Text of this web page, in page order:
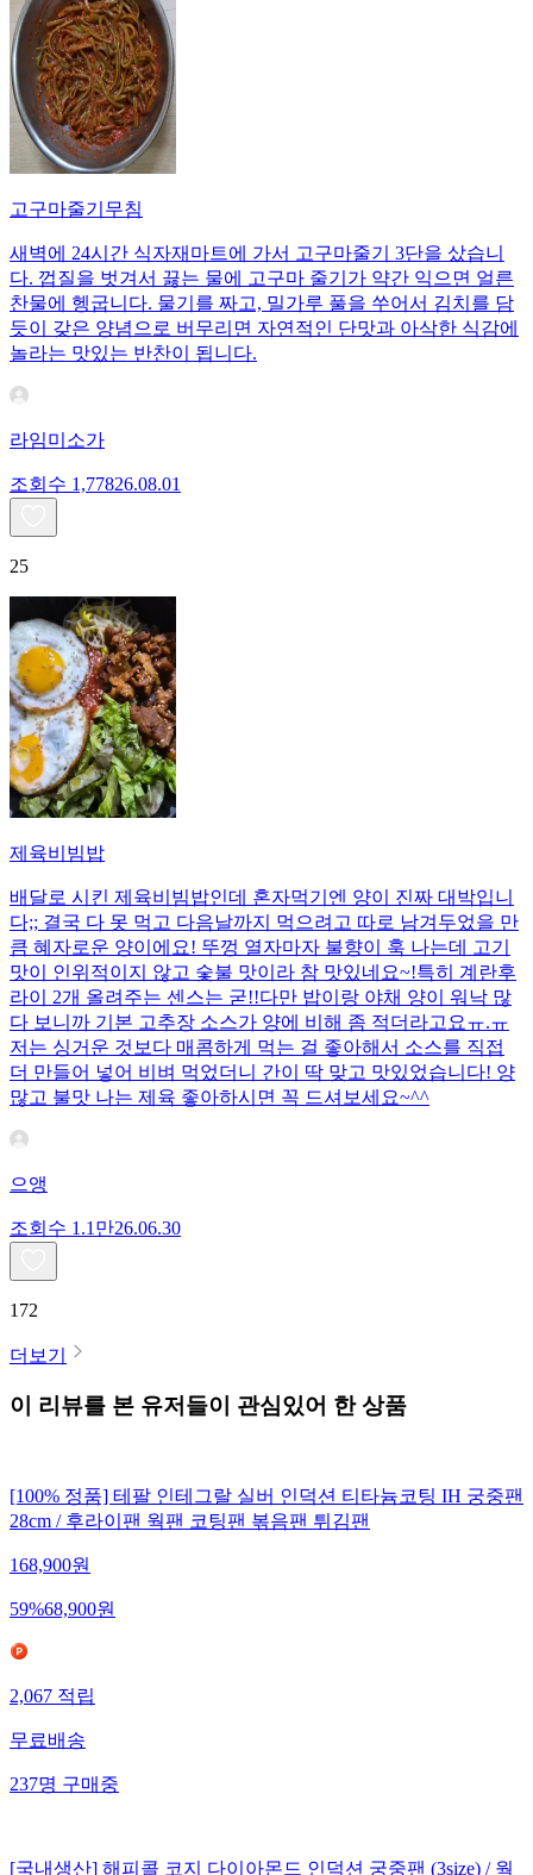
고구마줄기무침
새벽에 24시간 식자재마트에 가서 고구마줄기 3단을 샀습니
다. 껍질을 벗겨서 끓는 물에 고구마 줄기가 약간 익으면 얼른
찬물에 헹굽니다. 물기를 짜고, 밀가루 풀을 쑤어서 김치를 담
듯이 갖은 양념으로 버무리면 자연적인 단맛과 아삭한 식감에
놀라는 맛있는 반찬이 됩니다.
라임미소가
조회수 1,77826.08.01
25
제육비빔밥
배달로 시킨 제육비빔밥인데 혼자먹기엔 양이 진짜 대박입니
다;; 결국 다 못 먹고 다음날까지 먹으려고 따로 남겨두었을 만
큼 혜자로운 양이에요! 뚜껑 열자마자 불향이 훅 나는데 고기
맛이 인위적이지 않고 숯불 맛이라 참 맛있네요~!특히 계란후
라이 2개 올려주는 센스는 굳!! ​다만 밥이랑 야채 양이 워낙 많
다 보니까 기본 고추장 소스가 양에 비해 좀 적더라고요ㅠ.ㅠ
저는 싱거운 것보다 매콤하게 먹는 걸 좋아해서 소스를 직접
더 만들어 넣어 비벼 먹었더니 간이 딱 맞고 맛있었습니다! 양
많고 불맛 나는 제육 좋아하시면 꼭 드셔보세요~^^
으앵
조회수 1.1만26.06.30
172
더보기
이 리뷰를 본 유저들이 관심있어 한 상품
[100% 정품] 테팔 인테그랄 실버 인덕션 티타늄코팅 IH 궁중팬
28cm / 후라이팬 웍팬 코팅팬 볶음팬 튀김팬
168,900원
59%68,900원
2,067 적립
무료배송
237명 구매중
[국내생산] 해피콜 코지 다이아몬드 인덕션 궁중팬 (3size) / 웍